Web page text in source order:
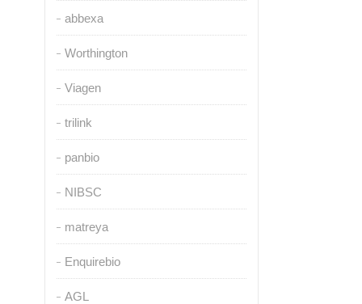
abbexa
Worthington
Viagen
trilink
panbio
NIBSC
matreya
Enquirebio
AGL